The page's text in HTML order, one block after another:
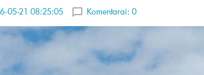
05-21 08:25:05 Komentarai: 0